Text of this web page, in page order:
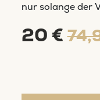
nur solange der
20 €